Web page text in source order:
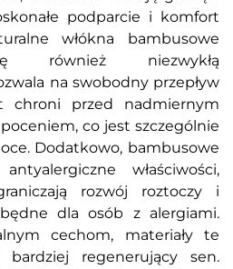
podparcie i komfort
włókna bambusowe
również niezwykłą
na swobodny przepływ
chroni przed nadmiernym
co jest szczególnie
Dodatkowo, bambusowe
właściwości,
rozwój roztoczy i
dla osób z alergiami.
cechom, materiały te
regenerujący sen.